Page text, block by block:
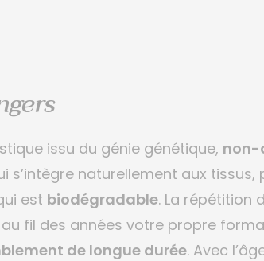
issu du génie génétique, non-
naturellement aux tissus,
est biodégradable. La répétition
fil des années votre propre
de longue durée. Avec